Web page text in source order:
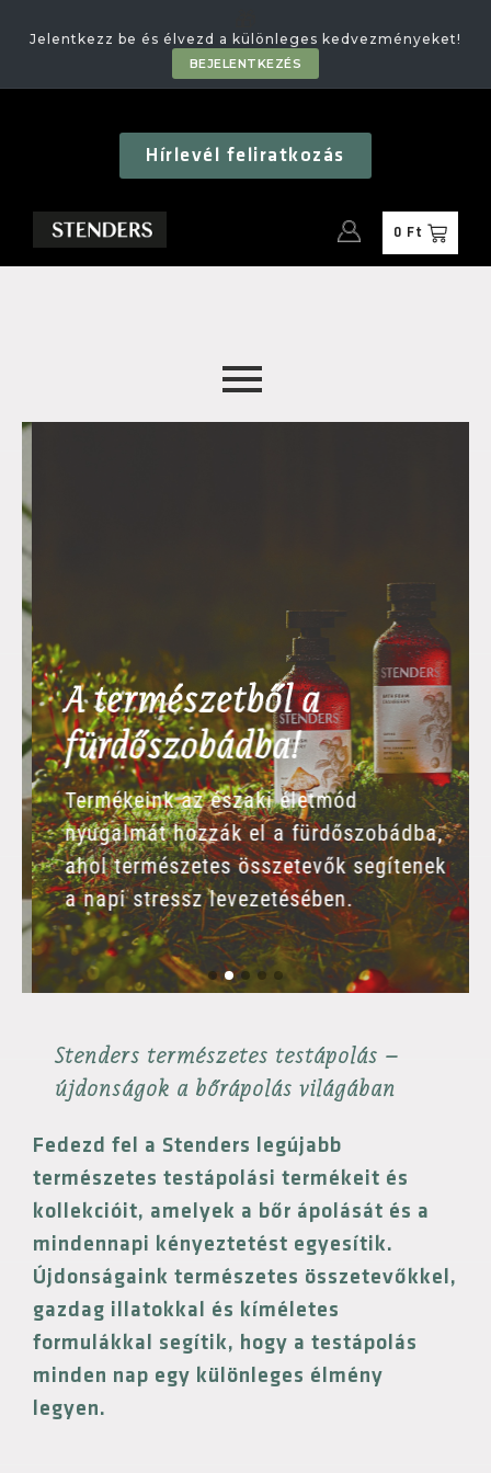
Jelentkezz be és élvezd a különleges kedvezményeket!
BEJELENTKEZÉS
Hírlevél feliratkozás
0 Ft
A természetből a
fürdőszobádba!
Termékeink az északi életmód
nyugalmát hozzák el a fürdőszobádba,
ahol természetes összetevők segítenek
a napi stressz levezetésében.
Stenders természetes testápolás –
újdonságok a bőrápolás világában
Fedezd fel a Stenders legújabb
természetes testápolási termékeit és
kollekcióit, amelyek a bőr ápolását és a
mindennapi kényeztetést egyesítik.
Újdonságaink természetes összetevőkkel,
gazdag illatokkal és kíméletes
formulákkal segítik, hogy a testápolás
minden nap egy különleges élmény
legyen.